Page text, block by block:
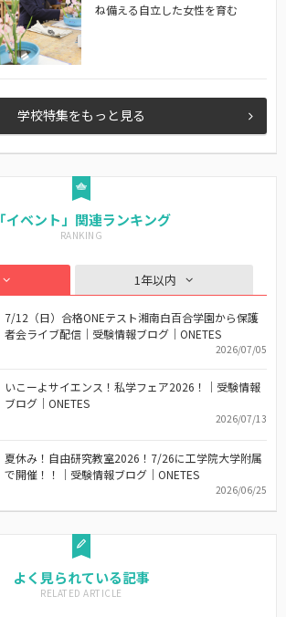
ね備える自立した女性を育む
学校特集をもっと見る
「イベント」関連ランキング
1年以内
7/12（日）合格ONEテスト湘南白百合学園から保護
者会ライブ配信｜受験情報ブログ｜ONETES
2026/07/05
いこーよサイエンス！私学フェア2026！｜受験情報
ブログ｜ONETES
2026/07/13
夏休み！自由研究教室2026！7/26に工学院大学附属
で開催！！｜受験情報ブログ｜ONETES
2026/06/25
よく見られている記事